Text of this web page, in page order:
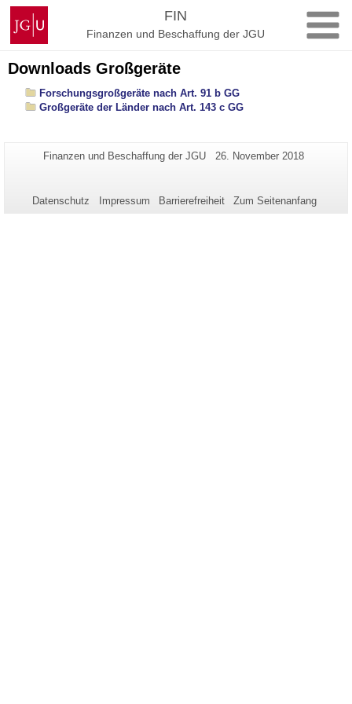
Zum
Inhalt
springen
Johannes
Gutenberg-
Universität
Mainz
FIN
Finanzen und Beschaffung der JGU
Downloads Großgeräte
Forschungsgroßgeräte nach Art. 91 b GG
Großgeräte der Länder nach Art. 143 c GG
Zusätzliche
dieser
Seiten-
Finanzen und Beschaffung der JGU
Letzte
26. November 2018
Datenschutz Impressum Barrierefreiheit Zum Seitenanfang